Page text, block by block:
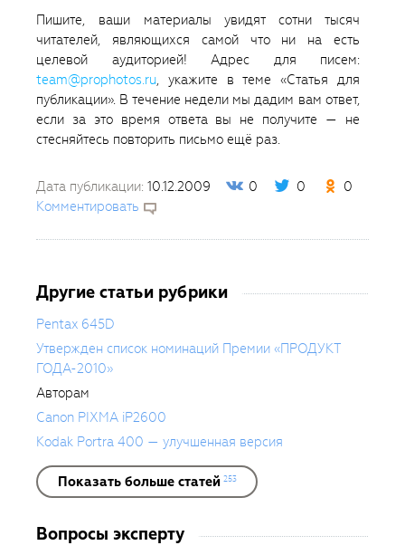
Пишите, ваши материалы увидят сотни тысяч
читателей, являющихся самой что ни на есть
целевой аудиторией! Адрес для писем:
team@prophotos.ru, укажите в теме «Статья для
публикации». В течение недели мы дадим вам ответ,
если за это время ответа вы не получите — не
стесняйтесь повторить письмо ещё раз.
Дата публикации: 10.12.2009 0 0
0
Комментировать
Другие статьи рубрики
Pentax 645D
Утвержден список номинаций Премии «ПРОДУКТ
ГОДА-2010»
Авторам
Canon PIXMA iP2600
Kodak Portra 400 — улучшенная версия
Показать больше статей 253
Вопросы эксперту